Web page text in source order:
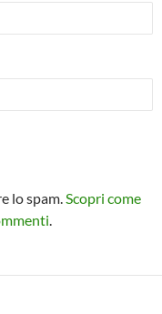
lo spam. Scopri come